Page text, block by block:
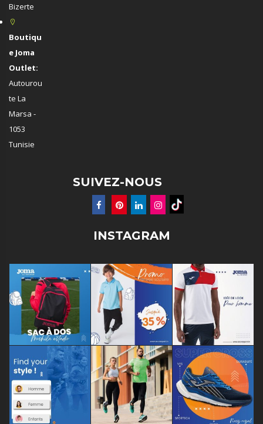
Bizerte
Boutiqu
e Joma
Outlet:
Autourou
te La
Marsa -
1053
Tunisie
SUIVEZ-NOUS
INSTAGRAM